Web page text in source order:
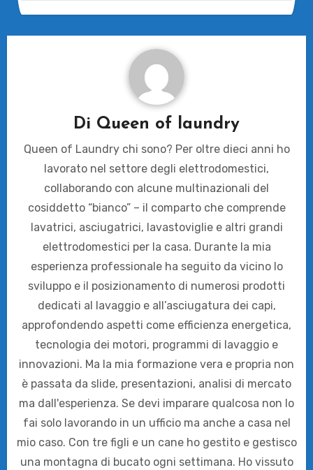
Di Queen of laundry
Queen of Laundry chi sono? Per oltre dieci anni ho
lavorato nel settore degli elettrodomestici,
collaborando con alcune multinazionali del
cosiddetto “bianco” – il comparto che comprende
lavatrici, asciugatrici, lavastoviglie e altri grandi
elettrodomestici per la casa. Durante la mia
esperienza professionale ha seguito da vicino lo
sviluppo e il posizionamento di numerosi prodotti
dedicati al lavaggio e all’asciugatura dei capi,
approfondendo aspetti come efficienza energetica,
tecnologia dei motori, programmi di lavaggio e
innovazioni. Ma la mia formazione vera e propria non
è passata da slide, presentazioni, analisi di mercato
ma dall'esperienza. Se devi imparare qualcosa non lo
fai solo lavorando in un ufficio ma anche a casa nel
mio caso. Con tre figli e un cane ho gestito e gestisco
una montagna di bucato ogni settimana. Ho vissuto